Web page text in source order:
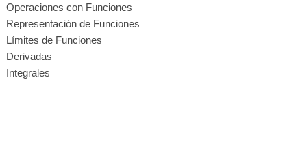
Operaciones con Funciones
Representación de Funciones
Límites de Funciones
Derivadas
Integrales